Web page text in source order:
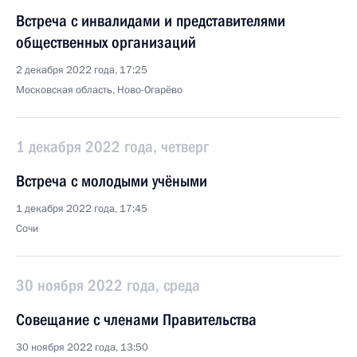
Встреча с инвалидами и представителями
общественных организаций
2 декабря 2022 года, 17:25
Московская область, Ново-Огарёво
1 декабря 2022 года, четверг
Встреча с молодыми учёными
1 декабря 2022 года, 17:45
Сочи
30 ноября 2022 года, среда
Совещание с членами Правительства
30 ноября 2022 года, 13:50